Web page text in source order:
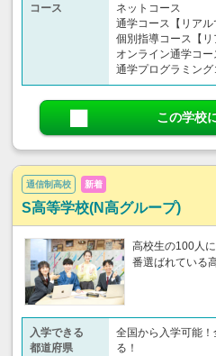
コース
ネットコース
通学コース【リアル
個別指導コース【リ
オンライン通学コー
通学プログラミング
この学校
通信制高校 新着
S高等学校(N高グループ)
高校生の100人
番選ばれている
入学できる
都道府県
全国から入学可能
る！